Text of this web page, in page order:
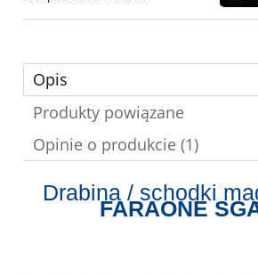
Opis
Produkty powiązane
Opinie o produkcie (1)
Drabina / schodki
FARAONE